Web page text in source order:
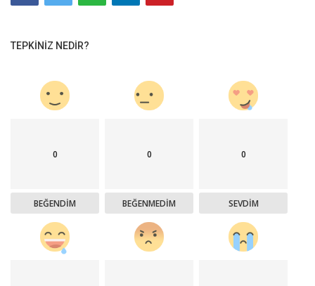
TEPKINIZ NEDIR?
0
BEĞENDIM
0
BEĞENMEDIM
0
SEVDIM